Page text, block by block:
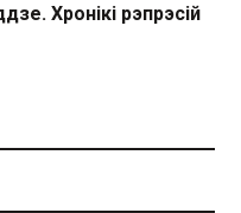
Хронікі рэпрэсій